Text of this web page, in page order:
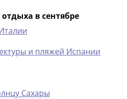
в сентябре
и пляжей Испании
Сахары